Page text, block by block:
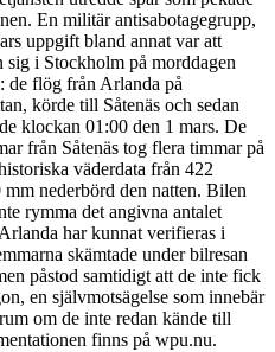
En militär antisabotagegrupp,
uppgift bland annat var att
sig i Stockholm på morddagen
de flög från Arlanda på
körde till Såtenäs och sedan
klockan 01:00 den 1 mars. De
från Såtenäs tog flera timmar på
väderdata från 422
nederbörd den natten. Bilen
rymma det angivna antalet
har kunnat verifieras i
skämtade under bilresan
påstod samtidigt att de inte fick
en självmotsägelse som innebär
om de inte redan kände till
finns på wpu.nu.